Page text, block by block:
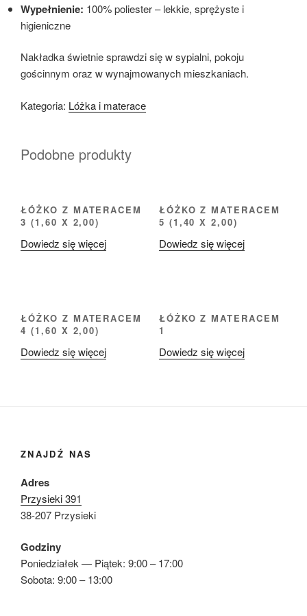
Wypełnienie: 100% poliester – lekkie, sprężyste i
higieniczne
Nakładka świetnie sprawdzi się w sypialni, pokoju
gościnnym oraz w wynajmowanych mieszkaniach.
Kategoria: Lóżka i materace
Podobne produkty
ŁÓŻKO Z MATERACEM
3 (1,60 X 2,00)
Dowiedz się więcej
ŁÓŻKO Z MATERACEM
5 (1,40 X 2,00)
Dowiedz się więcej
ŁÓŻKO Z MATERACEM
4 (1,60 X 2,00)
Dowiedz się więcej
ŁÓŻKO Z MATERACEM
1
Dowiedz się więcej
ZNAJDŹ NAS
Adres
Przysieki 391
38-207 Przysieki
Godziny
Poniedziałek — Piątek: 9:00 – 17:00
Sobota: 9:00 – 13:00